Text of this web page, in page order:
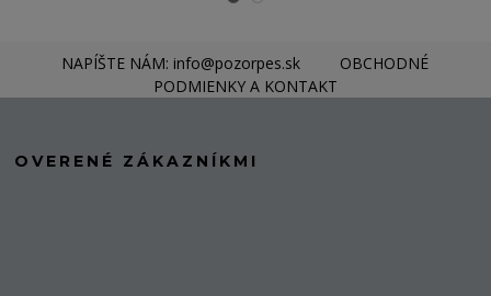
NAPÍŠTE NÁM: info@pozorpes.sk
OBCHODNÉ
PODMIENKY A KONTAKT
OVERENÉ ZÁKAZNÍKMI